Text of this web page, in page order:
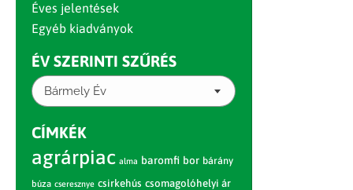
Éves jelentések
Egyéb kiadványok
ÉV SZERINTI SZŰRÉS
Bármely Év
CÍMKÉK
agrárpiac alma baromfi bor bárány
búza cseresznye csirkehús csomagolóhelyi ár